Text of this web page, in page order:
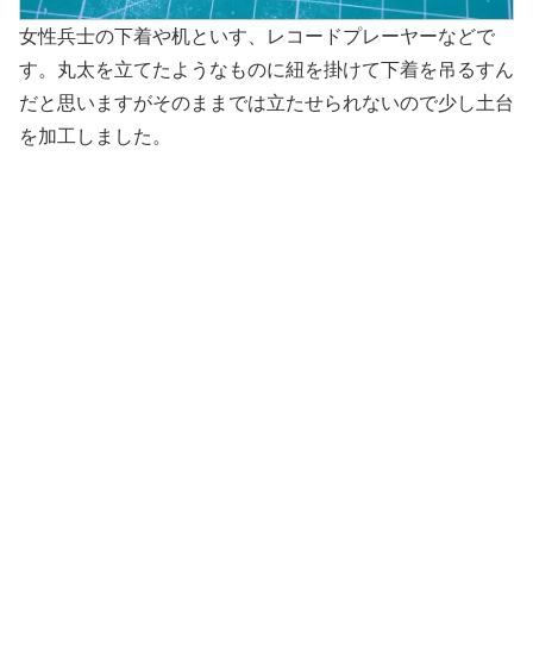
女性兵士の下着や机といす、レコードプレーヤーなどで
す。丸太を立てたようなものに紐を掛けて下着を吊るすん
だと思いますがそのままでは立たせられないので少し土台
を加工しました。